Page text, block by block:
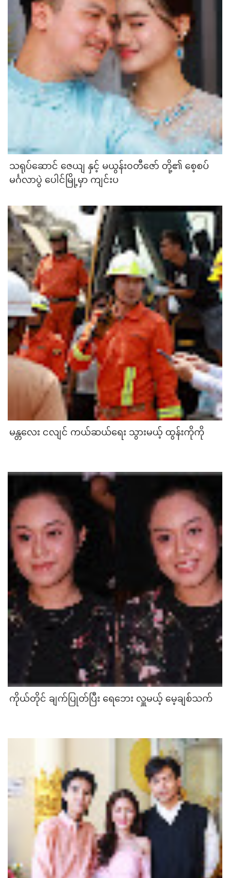
သရုပ်ဆောင် ဇေယျ နှင့် မယွန်း၀တီဇော် တို့၏ စေ့စပ်
မင်္ဂလာပွဲ ပေါင်မြို့မှာ ကျင်းပ
မန္တလေး ငလျင် ကယ်ဆယ်ရေး သွားမယ့် ထွန်းကိုကို
ကိုယ်တိုင် ချက်ပြုတ်ပြီး ရေဘေး လှူမယ့် မေ့ချစ်သက်